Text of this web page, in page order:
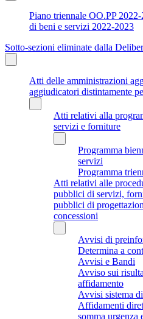
Piano triennale OO.PP
di beni e servizi 2022-2023
Sotto-sezioni eliminate dalla
Atti delle amministrazioni
aggiudicatori distintamente
Atti relativi alla
servizi e forniture
Programma
servizi
Programma
Atti relativi alle
pubblici di servizi,
pubblici di
concessioni
Avvisi di
Determina a
Avvisi e Bandi
Avviso sui
affidamento
Avvisi sistema
Affidamenti
somma urgenza